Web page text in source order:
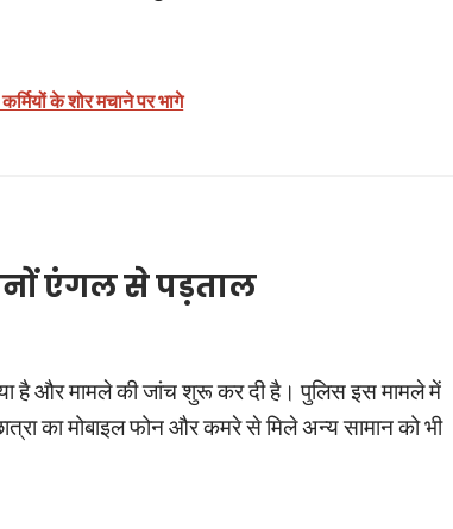
के शोर मचाने पर भागे
एंगल से पड़ताल
है और मामले की जांच शुरू कर दी है। पुलिस इस मामले में
का मोबाइल फोन और कमरे से मिले अन्य सामान को भी